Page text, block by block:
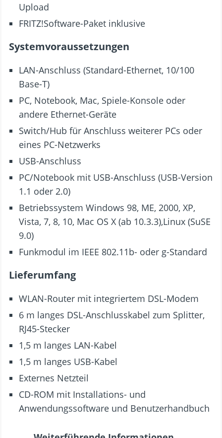
Upload
FRITZ!Software-Paket inklusive
Systemvoraussetzungen
LAN-Anschluss (Standard-Ethernet, 10/100
Base-T)
PC, Notebook, Mac, Spiele-Konsole oder
andere Ethernet-Geräte
Switch/Hub für Anschluss weiterer PCs oder
eines PC-Netzwerks
USB-Anschluss
PC/Notebook mit USB-Anschluss (USB-Version
1.1 oder 2.0)
Betriebssystem Windows 98, ME, 2000, XP,
Vista, 7, 8, 10, Mac OS X (ab 10.3.3),Linux (SuSE
9.0)
Funkmodul im IEEE 802.11b- oder g-Standard
Lieferumfang
WLAN-Router mit integriertem DSL-Modem
6 m langes DSL-Anschlusskabel zum Splitter,
RJ45-Stecker
1,5 m langes LAN-Kabel
1,5 m langes USB-Kabel
Externes Netzteil
CD-ROM mit Installations- und
Anwendungssoftware und Benutzerhandbuch